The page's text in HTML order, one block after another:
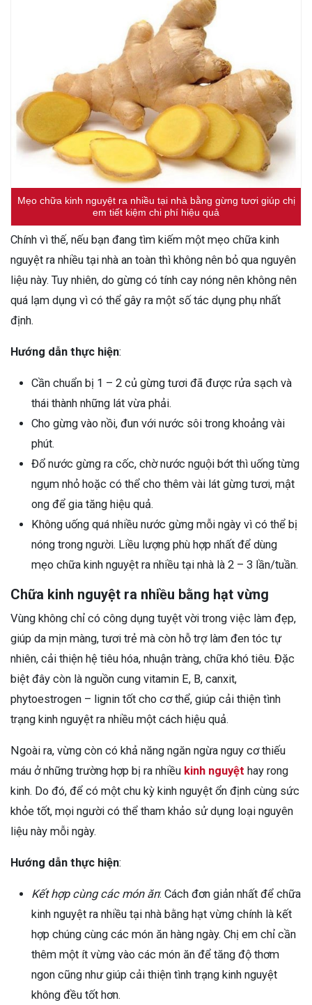
Mẹo chữa kinh nguyệt ra nhiều tại nhà bằng gừng tươi giúp chị
em tiết kiệm chi phí hiệu quả
Chính vì thế, nếu bạn đang tìm kiếm một mẹo chữa kinh
nguyệt ra nhiều tại nhà an toàn thì không nên bỏ qua nguyên
liệu này. Tuy nhiên, do gừng có tính cay nóng nên không nên
quá lạm dụng vì có thể gây ra một số tác dụng phụ nhất
định.
Hướng dẫn thực hiện:
Cần chuẩn bị 1 – 2 củ gừng tươi đã được rửa sạch và
thái thành những lát vừa phải.
Cho gừng vào nồi, đun với nước sôi trong khoảng vài
phút.
Đổ nước gừng ra cốc, chờ nước nguội bớt thì uống từng
ngụm nhỏ hoặc có thể cho thêm vài lát gừng tươi, mật
ong để gia tăng hiệu quả.
Không uống quá nhiều nước gừng mỗi ngày vì có thể bị
nóng trong người. Liều lượng phù hợp nhất để dùng
mẹo chữa kinh nguyệt ra nhiều tại nhà là 2 – 3 lần/tuần.
Chữa kinh nguyệt ra nhiều bằng hạt vừng
Vùng không chỉ có công dụng tuyệt vời trong việc làm đẹp,
giúp da mịn màng, tươi trẻ mà còn hỗ trợ làm đen tóc tự
nhiên, cải thiện hệ tiêu hóa, nhuận tràng, chữa khó tiêu. Đặc
biệt đây còn là nguồn cung vitamin E, B, canxit,
phytoestrogen – lignin tốt cho cơ thể, giúp cải thiện tình
trạng kinh nguyệt ra nhiều một cách hiệu quả.
Ngoài ra, vừng còn có khả năng ngăn ngừa nguy cơ thiếu
máu ở những trường hợp bị ra nhiều kinh nguyệt hay rong
kinh. Do đó, để có một chu kỳ kinh nguyệt ổn định cùng sức
khỏe tốt, mọi người có thể tham khảo sử dụng loại nguyên
liệu này mỗi ngày.
Hướng dẫn thực hiện:
Kết hợp cùng các món ăn: Cách đơn giản nhất để chữa
kinh nguyệt ra nhiều tại nhà bằng hạt vừng chính là kết
hợp chúng cùng các món ăn hàng ngày. Chị em chỉ cần
thêm một ít vừng vào các món ăn để tăng độ thơm
ngon cũng như giúp cải thiện tình trạng kinh nguyệt
không đều tốt hơn.